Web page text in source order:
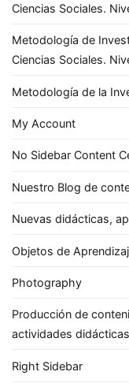
Ciencias Sociales.
Metodología de
Ciencias Sociales.
Metodología de la
My Account
No Sidebar Content
Nuestro Blog de
Nuevas didácticas,
Objetos de
Photography
Producción de
actividades didácticas
Right Sidebar